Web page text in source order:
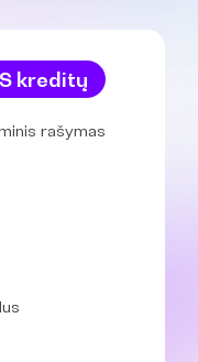
kreditų
rašymas